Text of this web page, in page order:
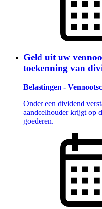
Geld uit uw
toekenning van
Belastingen -
Onder een dividend
aandeelhouder krijgt op
goederen.